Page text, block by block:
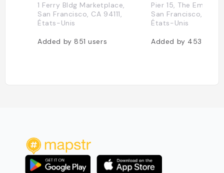
1 Ferry Bldg Marketplace,
San Francisco, CA 94111,
États-Unis
Added by851users
Pier 15, The
San Francisco, CA
États-Unis
Added by 453